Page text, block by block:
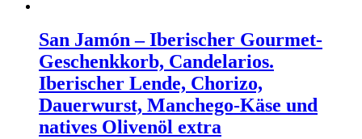
San Jamón – Iberischer Gourmet-
Geschenkkorb, Candelarios.
Iberischer Lende, Chorizo,
Dauerwurst, Manchego-Käse und
natives Olivenöl extra